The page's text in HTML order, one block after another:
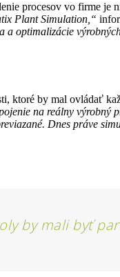
procesov vo firme je
Plant Simulation,“
a optimalizácie
ktoré by mal ovládať
na reálny výrobný
Dnes práve
by mali byť